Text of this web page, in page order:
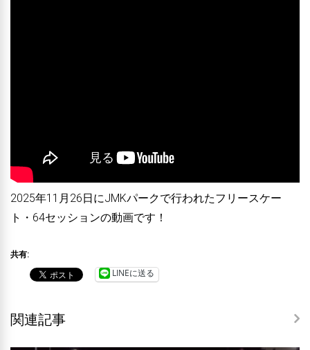
2025年11月26日にJMKパークで行われたフリースケー
ト・64セッションの動画です！
共有:
LINEに送る
関連記事